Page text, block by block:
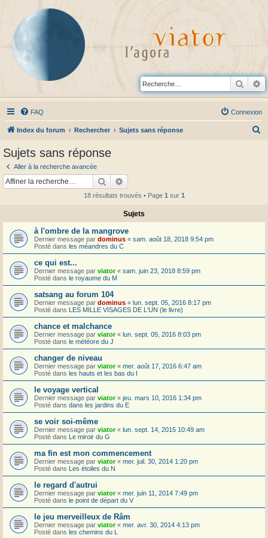
FAQ Connexion
Index du forum Rechercher Sujets sans réponse
Sujets sans réponse
Aller à la recherche avancée
Rechercher
18 résultats trouvés • Page 1 sur 1
Sujets
à l'ombre de la mangrove
Dernier message par dominus « sam. août 18, 2018 9:54 pm
Posté dans les méandres du C
ce qui est...
Dernier message par viator« sam. juin 23, 2018 8:59 pm
Posté dans le royaume du M
satsang au forum 104
Dernier message par dominus « lun. sept. 05, 2016 8:17 pm
Posté dans LES MILLE VISAGES DE L'UN (le livre)
chance et malchance
Dernier message par viator« lun. sept. 05, 2016 8:03 pm
Posté dans le météore du J
changer de niveau
Dernier message par viator« mer. août 17, 2016 6:47 am
Posté dans les hauts et les bas du I
le voyage vertical
Dernier message par viator« jeu. mars 10, 2016 1:34 pm
Posté dans dans les jardins du E
se voir soi-même
Dernier message par viator« lun. sept. 14, 2015 10:49 am
Posté dans Le miroir du G
ma fin est mon commencement
Dernier message par viator« mer. juil. 30, 2014 1:20 pm
Posté dans Les étoiles du N
le regard d'autrui
Dernier message par viator« mer. juin 11, 2014 7:49 pm
Posté dans le point de départ du V
le jeu merveilleux de Râm
Dernier message par viator« mer. avr. 30, 2014 4:13 pm
Posté dans les chemins du L